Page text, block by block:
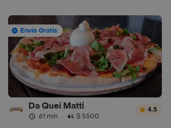
Envío Gratis
Da Quei Matti
61 min · $ 5500
4.5